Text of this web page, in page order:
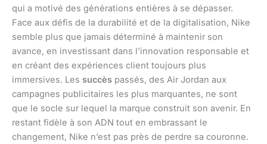
qui a motivé des générations entières à se dépasser.
Face aux défis de la durabilité et de la digitalisation, Nike
semble plus que jamais déterminé à maintenir son
avance, en investissant dans l’innovation responsable et
en créant des expériences client toujours plus
immersives. Les succès passés, des Air Jordan aux
campagnes publicitaires les plus marquantes, ne sont
que le socle sur lequel la marque construit son avenir. En
restant fidèle à son ADN tout en embrassant le
changement, Nike n’est pas près de perdre sa couronne.